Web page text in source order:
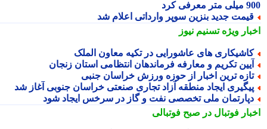
جدید بنزین سوپر وارداتی اعلام شد
ویژهتسنیم نیوز
های عاشورایی در تکیه معاون الملک
تکریم و معارفه فرماندهان انتظامی استان زنجان
ترین اخبار از حوزه ورزش خراسان جنبی
ایجاد منطقه آزاد تجاری صنعتی خراسان جنوبی آغاز شد
ملی تخصصی نفت و گاز در سرخس ایجاد شود
فوتبال در صبح فوتبالی